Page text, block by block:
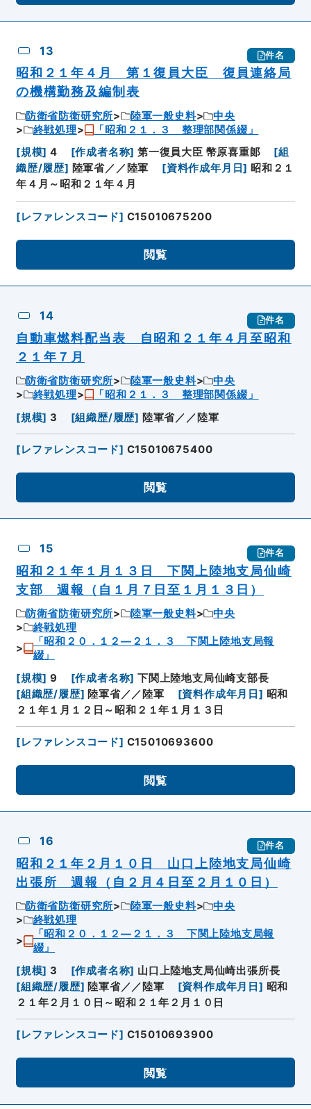
13 件名
昭和２１年４月 第１復員大臣 復員連絡局
の機構勤務及編制表
防衛省防衛研究所 陸軍一般史料
中央
終戦処理
「昭和２１．３ 整理部関係綴」
[規模] 4 [作成者名称] 第一復員大臣 幣原喜重郞 [組
織歴/履歴] 陸軍省／／陸軍 [資料作成年月日] 昭和２１
年４月～昭和２１年４月
[レファレンスコード] C15010675200
閲覧
14 件名
自動車燃料配当表 自昭和２１年４月至昭和
２１年７月
防衛省防衛研究所 陸軍一般史料
中央
終戦処理
「昭和２１．３ 整理部関係綴」
[規模] 3 [組織歴/履歴] 陸軍省／／陸軍
[レファレンスコード] C15010675400
閲覧
15 件名
昭和２１年１月１３日 下関上陸地支局仙崎
支部 週報（自１月７日至１月１３日）
防衛省防衛研究所 陸軍一般史料
中央
終戦処理
「昭和２０．１２―２１．３ 下関上陸地支局報
綴」
[規模] 9 [作成者名称] 下関上陸地支局仙崎支部長
[組織歴/履歴] 陸軍省／／陸軍 [資料作成年月日] 昭和
２１年１月１２日～昭和２１年１月１３日
[レファレンスコード] C15010693600
閲覧
16 件名
昭和２１年２月１０日 山口上陸地支局仙崎
出張所 週報（自２月４日至２月１０日）
防衛省防衛研究所 陸軍一般史料
中央
終戦処理
「昭和２０．１２―２１．３ 下関上陸地支局報
綴」
[規模] 3 [作成者名称] 山口上陸地支局仙崎出張所長
[組織歴/履歴] 陸軍省／／陸軍 [資料作成年月日] 昭和
２１年２月１０日～昭和２１年２月１０日
[レファレンスコード] C15010693900
閲覧